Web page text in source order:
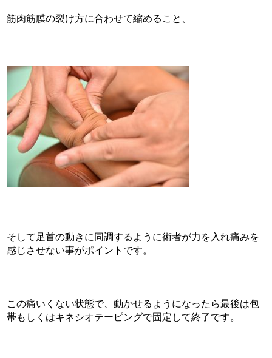
筋肉筋膜の裂け方に合わせて縮めること、
そして足首の動きに同調するように術者が力を入れ痛みを
感じさせない事がポイントです。
この痛いくない状態で、動かせるようになったら最後は包
帯もしくはキネシオテーピングで固定して終了です。